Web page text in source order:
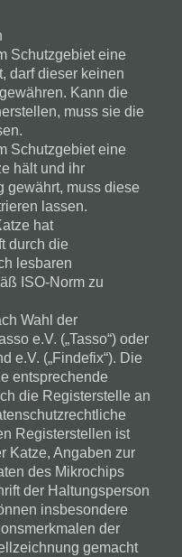
Schutzgebiet eine
darf dieser keinen
Kann die
muss sie die
Schutzgebiet eine
hält und ihr
gewährt, muss diese
lassen.
hat
durch die
lesbaren
ISO-Norm zu
Wahl der
e.V. („Tasso“) oder
e.V. („Findefix“). Die
entsprechende
die Registerstelle an
Registerstellen ist
Katze, Angaben zur
des Mikrochips
der Haltungsperson
insbesondere
der
gemacht